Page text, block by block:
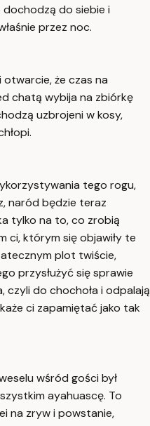
do siebie i
przez noc.
otwarcie, że czas na
chatą wybija na zbiórkę
uzbrojeni w kosy,
tego rogu,
naród będzie teraz
tylko na to, co zrobią
ci, którym się objawiły te
plot twiście,
przysłużyć się sprawie
czyli do chochoła i odpalają
ci zapamiętać jako tak
wśród gości był
ayahuascę. To
na zryw i powstanie,